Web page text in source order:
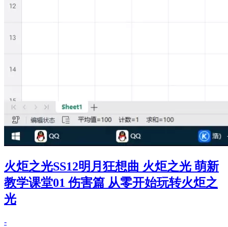
火炬之光SS12明月狂想曲 火炬之光 萌新
教学课堂01 伤害篇 从零开始玩转火炬之
光
-